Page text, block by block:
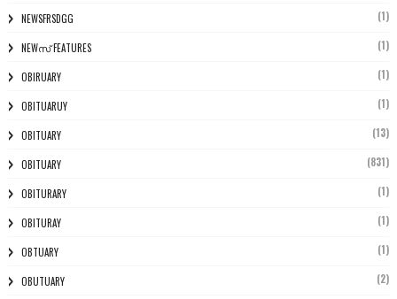
NEWSFRSDGG (1)
NEWസ് FEATURES (1)
OBIRUARY (1)
OBITUARUY (1)
OBITUARY (13)
OBITUARY (831)
OBITURARY (1)
OBITURAY (1)
OBTUARY (1)
OBUTUARY (2)